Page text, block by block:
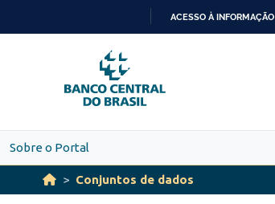
PARA
O
CONTEÚDO
ACESSO À INFORMAÇÃO
Sobre o Portal
Conjuntos de dados